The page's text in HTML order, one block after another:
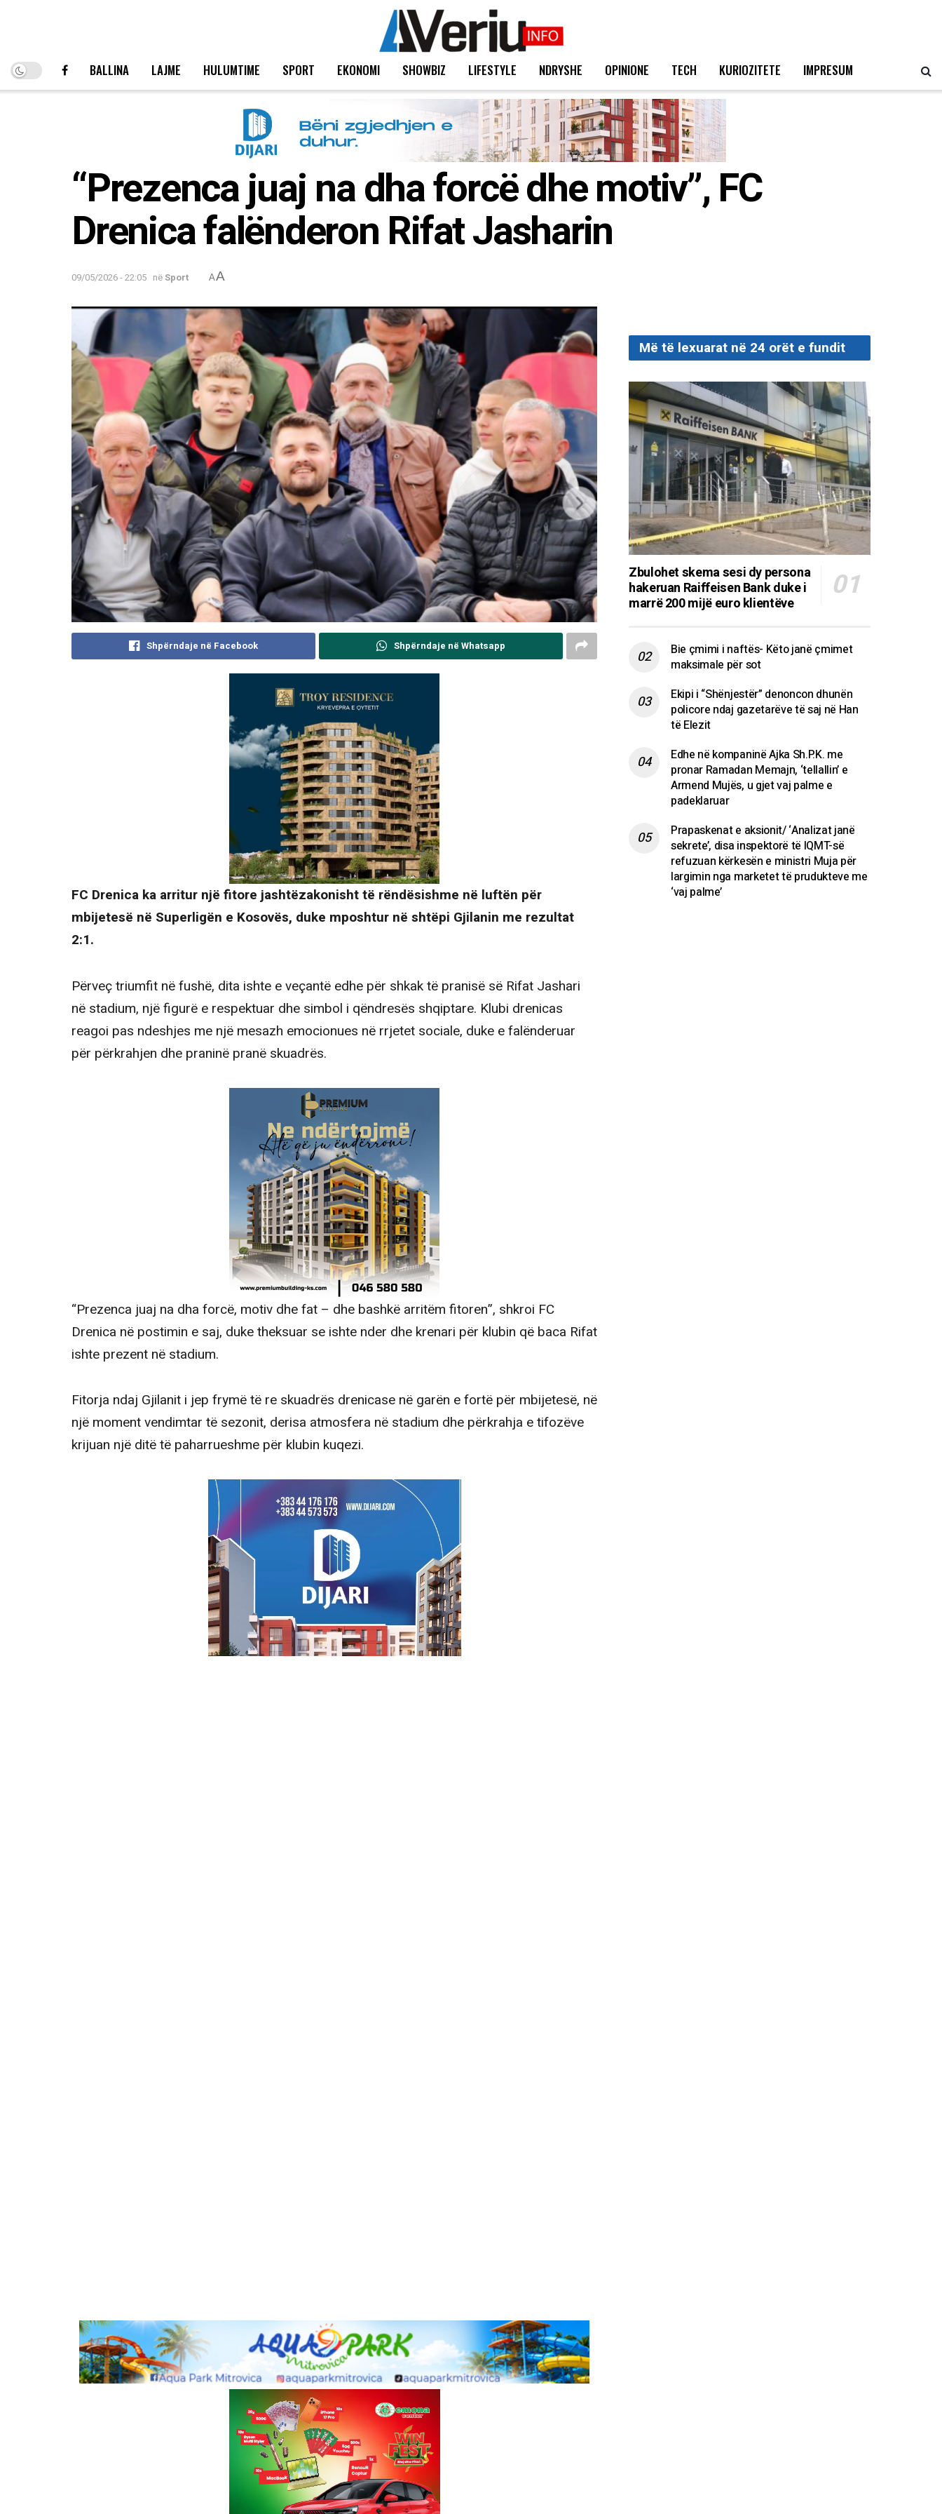
BALLINA LAJME HULUMTIME SPORT EKONOMI SHOWBIZ LIFESTYLE NDRYSHE OPINIONE TECH KURIOZITETE IMPRESUM
“Prezenca juaj na dha forcë dhe motiv”, FC
Drenica falënderon Rifat Jasharin
09/05/2026 - 22:05 nëSport AA
Shpërndaje në Facebook Shpërndaje në Whatsapp
FC Drenica ka arritur një fitore jashtëzakonisht të rëndësishme në luftën për
mbijetesë në Superligën e Kosovës, duke mposhtur në shtëpi Gjilanin me rezultat
2:1.
Përveç triumfit në fushë, dita ishte e veçantë edhe për shkak të pranisë së Rifat Jashari
në stadium, një figurë e respektuar dhe simbol i qëndresës shqiptare. Klubi drenicas
reagoi pas ndeshjes me një mesazh emocionues në rrjetet sociale, duke e falënderuar
për përkrahjen dhe praninë pranë skuadrës.
“Prezenca juaj na dha forcë, motiv dhe fat – dhe bashkë arritëm fitoren”, shkroi FC
Drenica në postimin e saj, duke theksuar se ishte nder dhe krenari për klubin që baca Rifat
ishte prezent në stadium.
Fitorja ndaj Gjilanit i jep frymë të re skuadrës drenicase në garën e fortë për mbijetesë, në
një moment vendimtar të sezonit, derisa atmosfera në stadium dhe përkrahja e tifozëve
krijuan një ditë të paharrueshme për klubin kuqezi.
Më të lexuarat në 24 orët e fundit
Zbulohet skema sesi dy persona
hakeruan Raiffeisen Bank duke i
marrë 200 mijë euro klientëve
Bie çmimi i naftës- Këto janë çmimet
maksimale për sot
Ekipi i “Shënjestër” denoncon dhunën
policore ndaj gazetarëve të saj në Han
të Elezit
Edhe në kompaninë Ajka Sh.P.K. me
pronar Ramadan Memajn, ‘tellallin’ e
Armend Mujës, u gjet vaj palme e
padeklaruar
Prapaskenat e aksionit/ ‘Analizat janë
sekrete’, disa inspektorë të IQMT-së
refuzuan kërkesën e ministri Muja për
largimin nga marketet të prudukteve me
‘vaj palme’